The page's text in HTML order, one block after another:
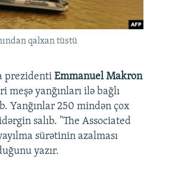
qalxan tüstü
prezidenti Emmanuel Makron
meşə yanğınları ilə bağlı
Yanğınlar 250 mindən çox
salıb. "The Associated
sürətinin azalması
yazır.